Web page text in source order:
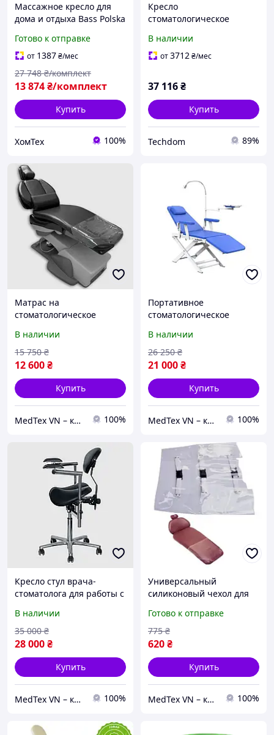
Массажное кресло для
дома и отдыха Bass Polska
поясницы и ног, с
функцией качания
Готово к отправке
от 1387₴/мес
13 874₴/комплект
27 748 ₴/комплект
Купить
ХомТех 100%
Кресло
стоматологическое
регулируемой спинкой и
гидравликой
В наличии
от3712₴/мес
37 116₴
Купить
Techdom 89%
Матрас на
стоматологическое
COMFORT
В наличии
12 600₴
15 750 ₴
Купить
MedTex VN – качественное медицинское и стоматологическое оборудование по низким ценам 100%
Портативное
стоматологическое
мобильной стоматологии
В наличии
21 000₴
26 250 ₴
Купить
MedTex VN – качественное медицинское и стоматологическое оборудование по низким ценам 100%
Кресло стул врача-
стоматолога для работы с
В наличии
28 000₴
35 000 ₴
Купить
MedTex VN – качественное медицинское и стоматологическое оборудование по низким ценам 100%
Универсальный
силиконовый чехол для
кресла
Готово к отправке
620₴
775 ₴
Купить
MedTex VN – качественное медицинское и стоматологическое оборудование по низким ценам 100%